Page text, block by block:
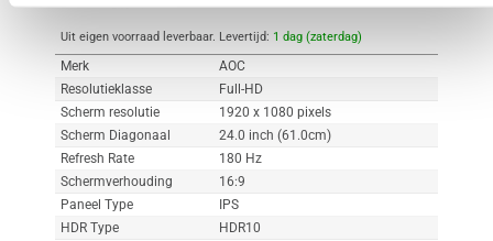
Uit eigen voorraad leverbaar. Levertijd: 1 dag (zaterdag)
Merk
AOC
Resolutieklasse
Full-HD
Scherm resolutie
1920 x 1080 pixels
Scherm Diagonaal
24.0 inch (61.0cm)
Refresh Rate
180 Hz
Schermverhouding
16:9
Paneel Type
IPS
HDR Type
HDR10